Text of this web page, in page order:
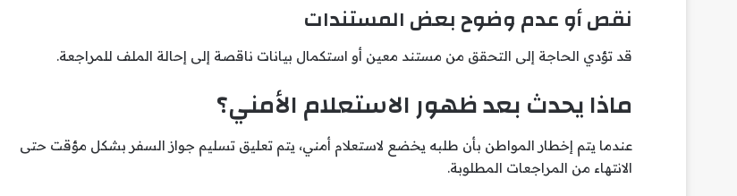
نقص أو عدم وضوح بعض المستندات
قد تؤدي الحاجة إلى التحقق من مستند معين أو استكمال بيانات ناقصة إلى إحالة الملف للمراجعة.
ماذا يحدث بعد ظهور الاستعلام الأمني؟
عندما يتم إخطار المواطن بأن طلبه يخضع لاستعلام أمني، يتم تعليق تسليم جواز السفر بشكل مؤقت حتى
الانتهاء من المراجعات المطلوبة.